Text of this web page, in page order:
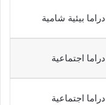
دراما بيئية شامية
دراما اجتماعية
دراما اجتماعية